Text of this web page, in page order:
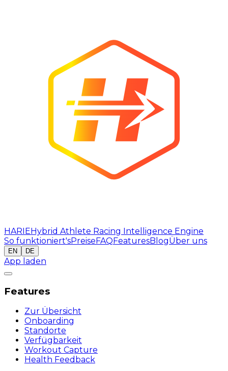
HARIEHybrid Athlete Racing Intelligence Engine
So funktioniert'sPreiseFAQFeaturesBlogÜber uns
EN DE
App laden
Features
Zur Übersicht
Onboarding
Standorte
Verfügbarkeit
Workout Capture
Health Feedback